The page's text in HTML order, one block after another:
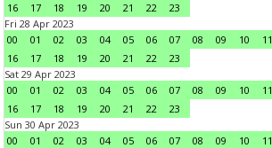
16
17 18 19 20 21 22
23
Fri 28 Apr 2023
00
01 02 03 04 05 06 07 08 09 10 11
16
17 18 19 20 21 22
23
Sat 29 Apr 2023
00
01 02 03 04 05 06 07 08 09 10 11
16
17 18 19 20 21 22
23
Sun 30 Apr 2023
00
01 02 03 04 05 06 07 08 09 10 11